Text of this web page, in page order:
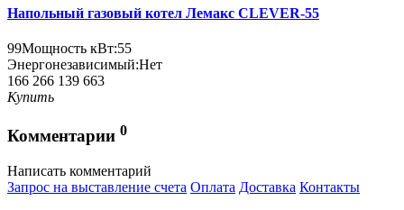
Напольный газовый котел Лемакс CLEVER-55
99Мощность кВт:55
Энергонезависимый:Нет
166 266 139 663
Купить
Комментарии 0
Написать комментарий
Запрос на выставление счета Оплата Доставка Контакты